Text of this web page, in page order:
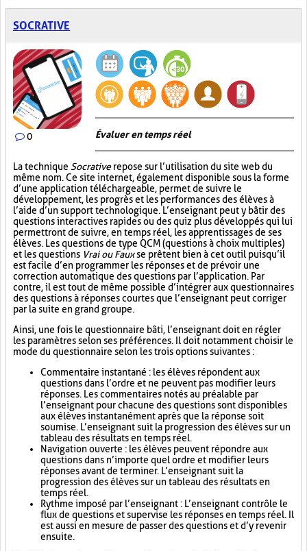
SOCRATIVE
0 Évaluer en temps réel
La technique Socrativerepose sur l’utilisation du site web du
même nom. Ce site internet, également disponible sous la forme
d’une application téléchargeable, permet de suivre le
développement, les progrès et les performances des élèves à
l’aide d’un support technologique. L’enseignant peut y bâtir des
questions interactives rapides ou des quiz plus développés qui lui
permettront de suivre, en temps réel, les apprentissages de ses
élèves. Les questions de type QCM (questions à choix multiples)
et les questions Vrai ou Fauxse prêtent bien à cet outil puisqu’il
est facile d’en programmer les réponses et de prévoir une
correction automatique des questions par l’application. Par
contre, il est tout de même possible d’intégrer aux questionnaires
des questions à réponses courtes que l’enseignant peut corriger
par la suite en grand groupe.
Ainsi, une fois le questionnaire bâti, l’enseignant doit en régler
les paramètres selon ses préférences. Il doit notamment choisir le
mode du questionnaire selon les trois options suivantes :
Commentaire instantané : les élèves répondent aux
questions dans l’ordre et ne peuvent pas modifier leurs
réponses. Les commentaires notés au préalable par
l’enseignant pour chacune des questions sont disponibles
aux élèves instantanément après que la réponse soit
soumise. L’enseignant suit la progression des élèves sur un
tableau des résultats en temps réel.
Navigation ouverte : les élèves peuvent répondre aux
questions dans n’importe quel ordre et modifier leurs
réponses avant de terminer. L’enseignant suit la
progression des élèves sur un tableau des résultats en
temps réel.
Rythme imposé par l’enseignant : L’enseignant contrôle le
flux de questions et supervise les réponses en temps réel. Il
est aussi en mesure de passer des questions et d’y revenir
ensuite.